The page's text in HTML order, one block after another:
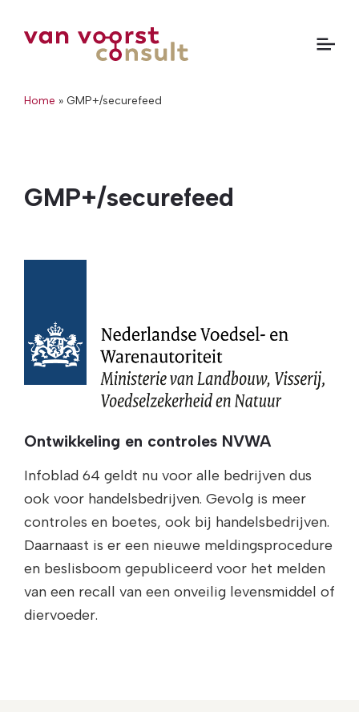
Home » GMP+/securefeed
GMP+/securefeed
Ontwikkeling en controles NVWA
Infoblad 64 geldt nu voor alle bedrijven dus
ook voor handelsbedrijven. Gevolg is meer
controles en boetes, ook bij handelsbedrijven.
Daarnaast is er een nieuwe meldingsprocedure
en beslisboom gepubliceerd voor het melden
van een recall van een onveilig levensmiddel of
diervoeder.